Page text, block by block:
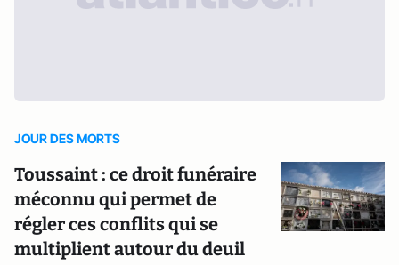
JOUR DES MORTS
Toussaint : ce droit funéraire
méconnu qui permet de
régler ces conflits qui se
multiplient autour du deuil